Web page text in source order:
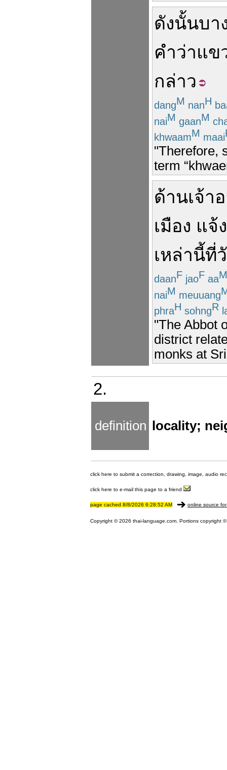
ดังนั้นบา
คำว่าแข
กล่าว
dangM nanH
naiM gaanM
khwaamM maai
"Therefore,
term
ด้านเจ้า
เมือง แจ้ง
เหล่านี้ที่
daanF jaoF aaM
naiM meuuang
phraH sohngR
"The Abbot
district
monks at
2.
definition locality;
click here to submit a correction, drawing, image, audio
click here to e-mail this page to a friend
page cached 8/8/2026 6:28:52 AM online source
Copyright © 2026 thai-language.com. Portions copyright